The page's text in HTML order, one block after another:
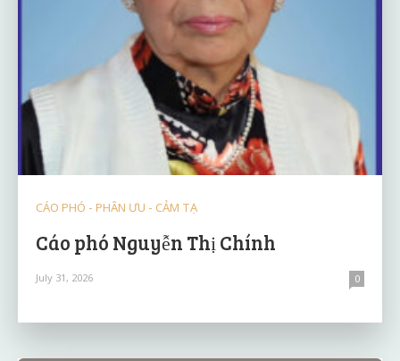
CÁO PHÓ - PHÂN ƯU - CẢM TẠ
Cáo phó Nguyễn Thị Chính
July 31, 2026 0